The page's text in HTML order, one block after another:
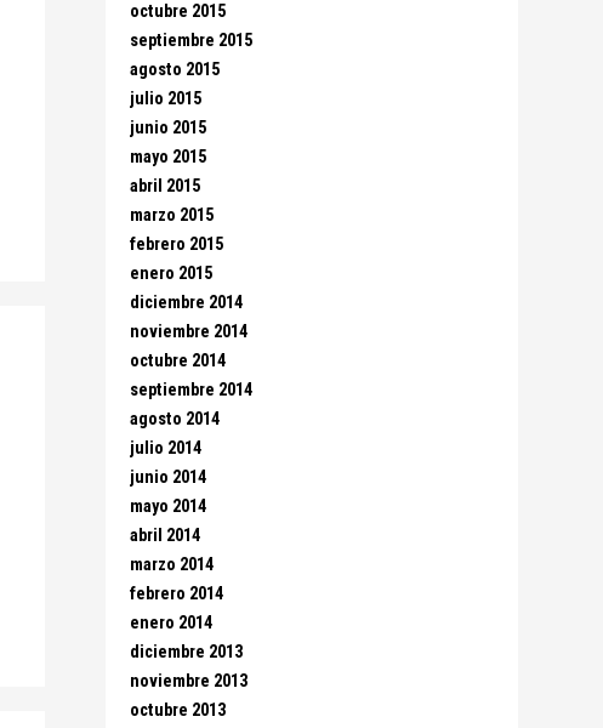
octubre 2015
septiembre 2015
agosto 2015
julio 2015
junio 2015
mayo 2015
abril 2015
marzo 2015
febrero 2015
enero 2015
diciembre 2014
noviembre 2014
octubre 2014
septiembre 2014
agosto 2014
julio 2014
junio 2014
mayo 2014
abril 2014
marzo 2014
febrero 2014
enero 2014
diciembre 2013
noviembre 2013
octubre 2013